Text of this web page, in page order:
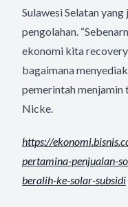
Sulawesi Selatan
pengolahan.
ekonomi kita
bagaimana
pemerintah menjamin
Nicke.
https://
pertamina-penjualan-
beralih-ke-solar-subsidi